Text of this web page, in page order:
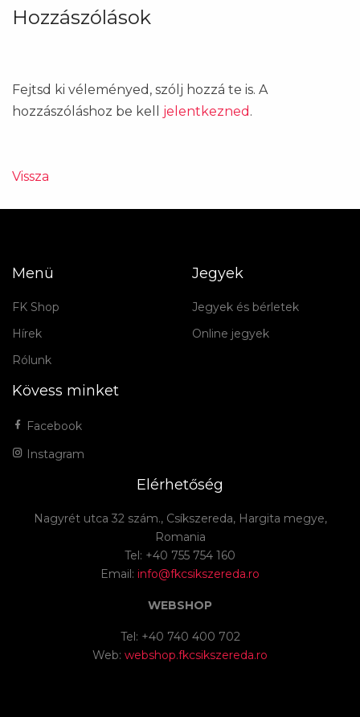
Hozzászólások
Fejtsd ki véleményed, szólj hozzá te is. A
hozzászóláshoz be kell jelentkezned .
Vissza
Menü
FK Shop
Hírek
Rólunk
Jegyek
Jegyek és bérletek
Online jegyek
Kövess minket
Facebook
Instagram
Elérhetőség
Nagyrét utca 32 szám., Csíkszereda, Hargita megye,
Romania
Tel: +40 755 754 160
Email: info@fkcsikszereda.ro
WEBSHOP
Tel: +40 740 400 702
Web: webshop.fkcsikszereda.ro